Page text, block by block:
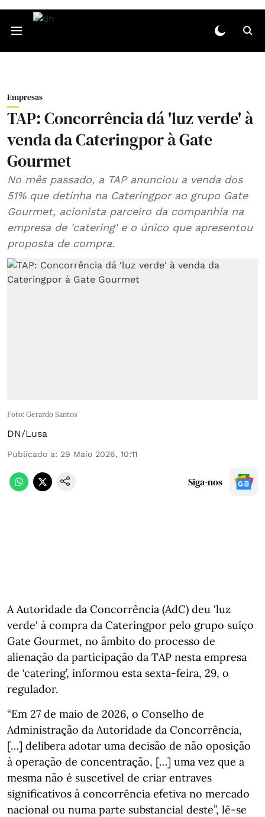
Empresas
TAP: Concorrência dá 'luz verde' à
venda da Cateringpor à Gate
Gourmet
No mês passado, a TAP anunciou a venda dos
51% que detinha na Cateringpor ao grupo Gate
Gourmet, acionista parceiro da companhia na
empresa de 'catering' e o único que apresentou
proposta de compra.
Foto: Gerardo Santos
DN/Lusa
Publicado a: 29 Maio 2026, 10:11
Siga-nos
A Autoridade da Concorrência (AdC) deu 'luz
verde' à compra da Cateringpor pelo grupo suíço
Gate Gourmet, no âmbito do processo de
alienação da participação da TAP nesta empresa
de ‘catering’, informou esta sexta-feira, 29, o
regulador.
“Em 27 de maio de 2026, o Conselho de
Administração da Autoridade da Concorrência,
[…] delibera adotar uma decisão de não oposição
à operação de concentração, […] uma vez que a
mesma não é suscetível de criar entraves
significativos à concorrência efetiva no mercado
nacional ou numa parte substancial deste”, lê-se